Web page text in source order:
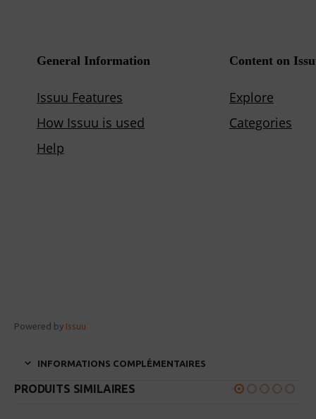
Powered by Issuu
INFORMATIONS COMPLÉMENTAIRES
PRODUITS SIMILAIRES